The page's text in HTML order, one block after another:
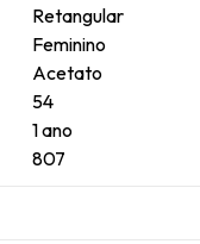
Retangular
Feminino
Acetato
54
1 ano
807